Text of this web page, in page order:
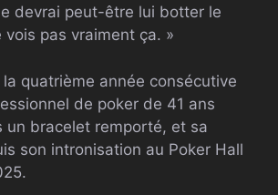
devrai peut-être lui botter le
vois pas vraiment ça. »
la quatrième année consécutive
de poker de 41 ans
un bracelet remporté, et sa
son intronisation au Poker Hall